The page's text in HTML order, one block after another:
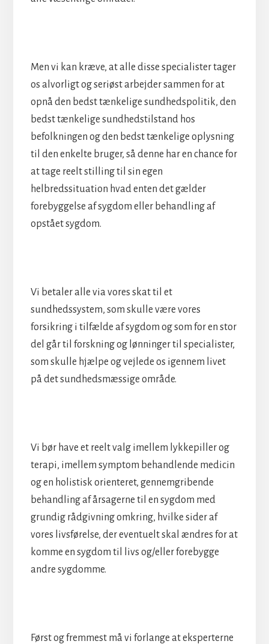
Men vi kan kræve, at alle disse specialister tager
os alvorligt og seriøst arbejder sammen for at
opnå den bedst tænkelige sundhedspolitik, den
bedst tænkelige sundhedstilstand hos
befolkningen og den bedst tænkelige oplysning
til den enkelte bruger, så denne har en chance for
at tage reelt stilling til sin egen
helbredssituation hvad enten det gælder
forebyggelse af sygdom eller behandling af
opstået sygdom.
Vi betaler alle via vores skat til et
sundhedssystem, som skulle være vores
forsikring i tilfælde af sygdom og som for en stor
del går til forskning og lønninger til specialister,
som skulle hjælpe og vejlede os igennem livet
på det sundhedsmæssige område.
Vi bør have et reelt valg imellem lykkepiller og
terapi, imellem symptom behandlende medicin
og en holistisk orienteret, gennemgribende
behandling af årsagerne til en sygdom med
grundig rådgivning omkring, hvilke sider af
vores livsførelse, der eventuelt skal ændres for at
komme en sygdom til livs og/eller forebygge
andre sygdomme.
Først og fremmest må vi forlange at eksperterne